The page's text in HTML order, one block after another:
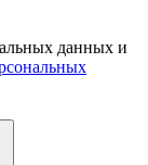
данных и